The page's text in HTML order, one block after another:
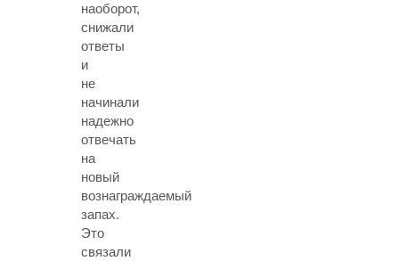
наоборот,
снижали
ответы
и
не
начинали
надежно
отвечать
на
новый
вознаграждаемый
запах.
Это
связали